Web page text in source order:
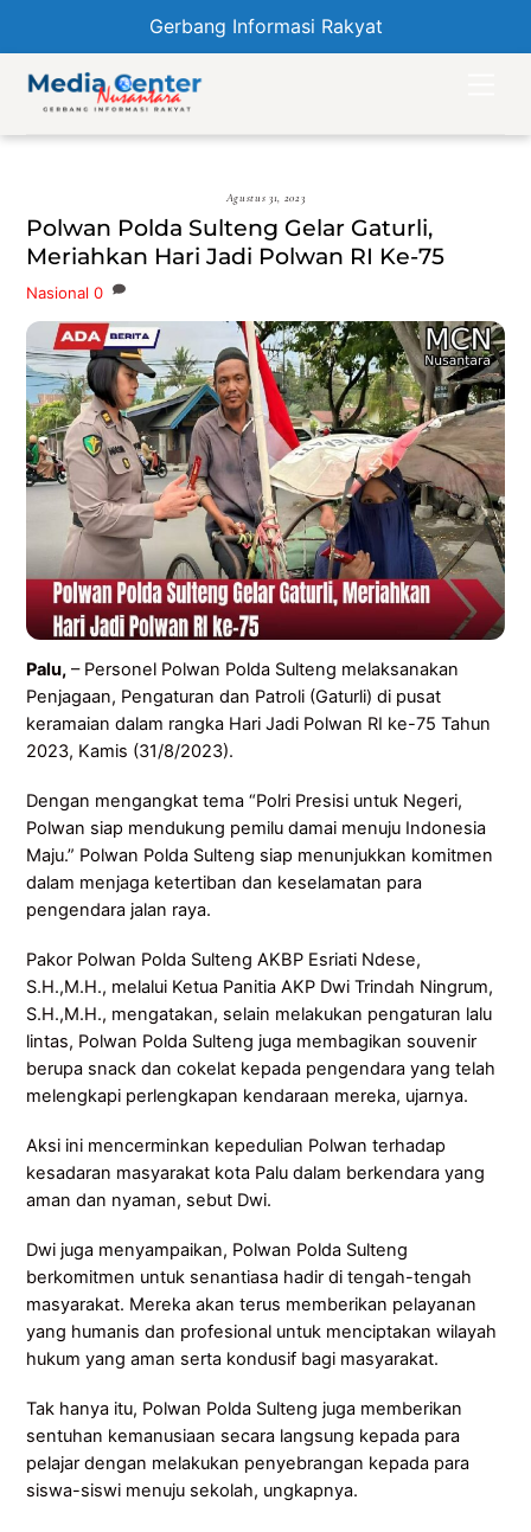
Gerbang Informasi Rakyat
content
Agustus 31, 2023
Polwan Polda Sulteng Gelar Gaturli,
Meriahkan Hari Jadi Polwan RI Ke-75
Nasional 0
Palu, – Personel Polwan Polda Sulteng melaksanakan
Penjagaan, Pengaturan dan Patroli (Gaturli) di pusat
keramaian dalam rangka Hari Jadi Polwan RI ke-75 Tahun
2023, Kamis (31/8/2023).
Dengan mengangkat tema “Polri Presisi untuk Negeri,
Polwan siap mendukung pemilu damai menuju Indonesia
Maju.” Polwan Polda Sulteng siap menunjukkan komitmen
dalam menjaga ketertiban dan keselamatan para
pengendara jalan raya.
Pakor Polwan Polda Sulteng AKBP Esriati Ndese,
S.H.,M.H., melalui Ketua Panitia AKP Dwi Trindah Ningrum,
S.H.,M.H., mengatakan, selain melakukan pengaturan lalu
lintas, Polwan Polda Sulteng juga membagikan souvenir
berupa snack dan cokelat kepada pengendara yang telah
melengkapi perlengkapan kendaraan mereka, ujarnya.
Aksi ini mencerminkan kepedulian Polwan terhadap
kesadaran masyarakat kota Palu dalam berkendara yang
aman dan nyaman, sebut Dwi.
Dwi juga menyampaikan, Polwan Polda Sulteng
berkomitmen untuk senantiasa hadir di tengah-tengah
masyarakat. Mereka akan terus memberikan pelayanan
yang humanis dan profesional untuk menciptakan wilayah
hukum yang aman serta kondusif bagi masyarakat.
Tak hanya itu, Polwan Polda Sulteng juga memberikan
sentuhan kemanusiaan secara langsung kepada para
pelajar dengan melakukan penyebrangan kepada para
siswa-siswi menuju sekolah, ungkapnya.